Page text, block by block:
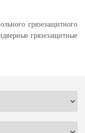
грязезащитного
грязезащитные